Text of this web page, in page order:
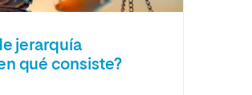
jerarquía
qué consiste?